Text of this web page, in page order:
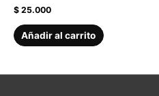
$ 25.000
Añadir al carrito